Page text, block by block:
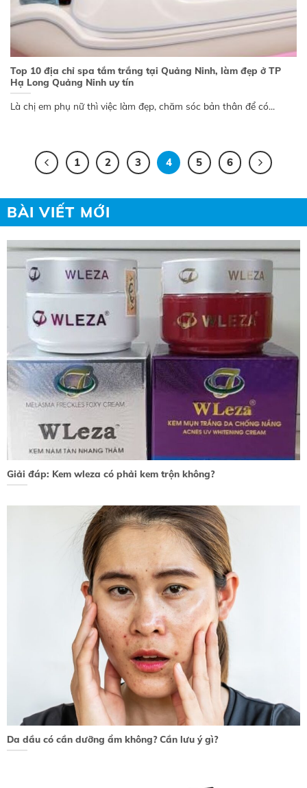
Top 10 địa chỉ spa tắm trắng tại Quảng Ninh, làm đẹp ở TP
Hạ Long Quảng Ninh uy tín
Là chị em phụ nữ thì việc làm đẹp, chăm sóc bản thân để có...
1 2 3 4 5 6
BÀI VIẾT MỚI
Giải đáp: Kem wleza có phải kem trộn không?
Da dầu có cần dưỡng ẩm không? Cần lưu ý gì?